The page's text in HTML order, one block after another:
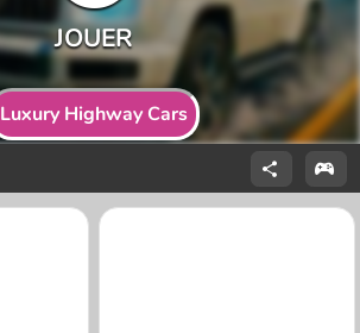
Luxury Highway Cars